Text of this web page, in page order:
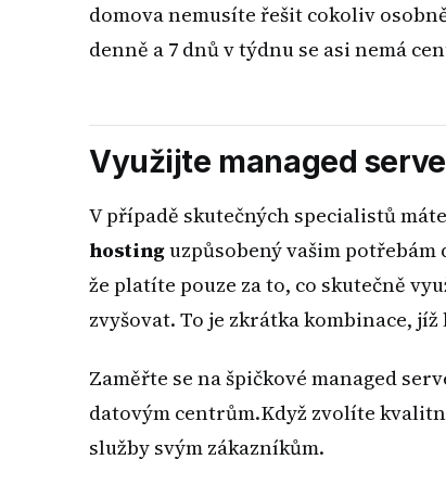
domova nemusíte řešit cokoliv
denně a 7 dnů v týdnu se asi nemá
Využijte managed
V případě skutečných specialistů
hostinguzpůsobený vašim
že platíte pouze za to, co skutečně
zvyšovat. To je zkrátka kombinace,
Zaměřte se na špičkové managed
datovým centrům.Když zvolíte
služby svým zákazníkům.